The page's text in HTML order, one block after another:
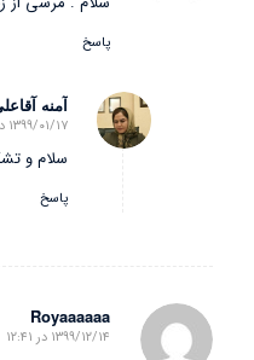
پاسخ
آمنه
گفته:
۱۳۹۹/۰۱/۱۷ در ۱۵:۰۴
سلام و
پاسخ
Royaaaaaa
گفته:
۱۳۹۹/۱۲/۱۴ در ۱۲:۴۱